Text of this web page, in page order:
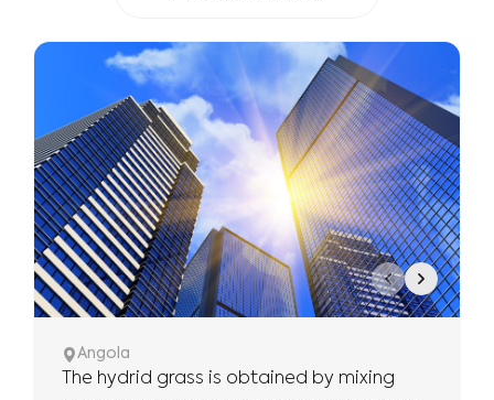
Angola
The hydrid grass is obtained by mixing